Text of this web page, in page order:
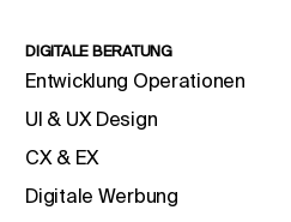
DIGITALE BERATUNG
Entwicklung Operationen
UI & UX Design
CX & EX
Digitale Werbung